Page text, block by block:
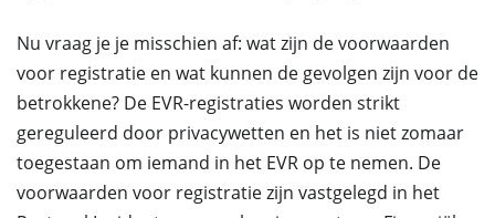
Nu vraag je je misschien af: wat zijn de voorwaarden
voor registratie en wat kunnen de gevolgen zijn voor de
betrokkene? De EVR-registraties worden strikt
gereguleerd door privacywetten en het is niet zomaar
toegestaan om iemand in het EVR op te nemen. De
voorwaarden voor registratie zijn vastgelegd in het